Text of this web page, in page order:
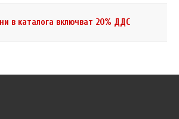
в каталога включват 20% ДДС